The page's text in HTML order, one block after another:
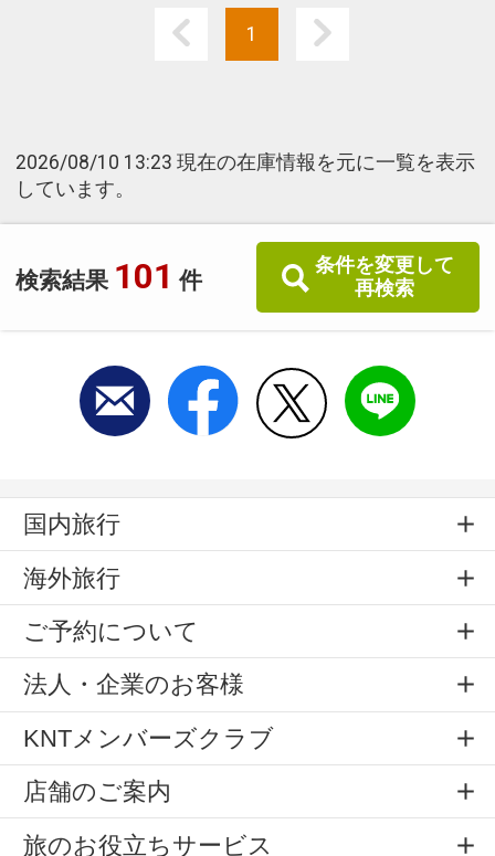
検索結果 101 件
条件を変更して
再検索
1
2026/08/10 13:23 現在の在庫情報を元に一覧を表示
しています。
国内旅行
海外旅行
ご予約について
法人・企業のお客様
KNTメンバーズクラブ
店舗のご案内
旅のお役立ちサービス